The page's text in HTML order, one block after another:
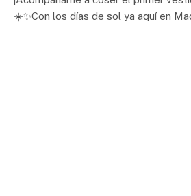
☀️✨Con los días de sol ya aquí en